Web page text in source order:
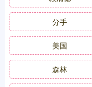
分手
美国
森林